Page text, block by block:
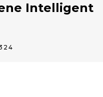
Intelligent